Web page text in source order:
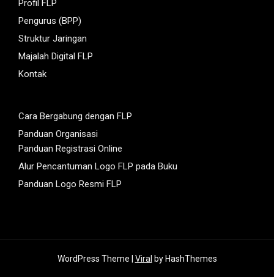
Profil FLP
Pengurus (BPP)
Struktur Jaringan
Majalah Digital FLP
Kontak
Cara Bergabung dengan FLP
Panduan Organisasi
Panduan Registrasi Online
Alur Pencantuman Logo FLP pada Buku
Panduan Logo Resmi FLP
WordPress Theme | Viral by HashThemes